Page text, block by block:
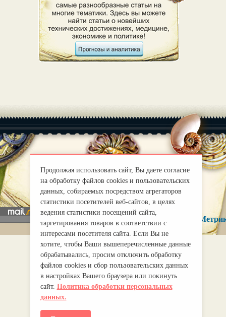
О нас |
Правила
mirprognoz@mail.ru
Продолжая использовать сайт, Вы даете согласие
на обработку файлов cookies и пользовательских
данных, собираемых посредством агрегаторов
статистики посетителей веб-сайтов, в целях
ведения статистики посещений сайта,
таргетирования товаров в соответствии с
интересами посетителя сайта. Если Вы не
хотите, чтобы Ваши вышеперечисленные данные
обрабатывались, просим отключить обработку
файлов cookies и сбор пользовательских данных
в настройках Вашего браузера или покинуть
сайт. Политика обработки персональных
данных.